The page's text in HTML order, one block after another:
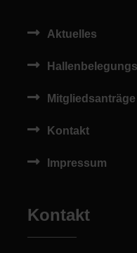
Aktuelles
Mitgliedsanträge
Kontakt
Impressum
Kontakt